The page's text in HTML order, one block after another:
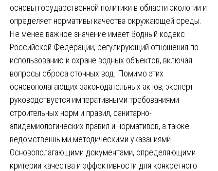
основы государственной политики в области экологии и
определяет нормативы качества окружающей среды.
Не менее важное значение имеет Водный кодекс
Российской Федерации, регулирующий отношения по
использованию и охране водных объектов, включая
вопросы сброса сточных вод. Помимо этих
основополагающих законодательных актов, эксперт
руководствуется императивными требованиями
строительных норм и правил, санитарно-
эпидемиологических правил и нормативов, а также
ведомственными методическими указаниями.
Основополагающими документами, определяющими
критерии качества и эффективности для конкретного